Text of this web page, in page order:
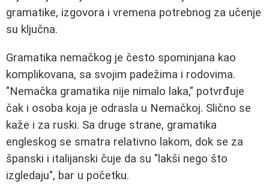
gramatike, izgovora i vremena potrebnog za učenje
su ključna.
Gramatika nemačkog je često spominjana kao
komplikovana, sa svojim padežima i rodovima.
"Nemačka gramatika nije nimalo laka," potvrđuje
čak i osoba koja je odrasla u Nemačkoj. Slično se
kaže i za ruski. Sa druge strane, gramatika
engleskog se smatra relativno lakom, dok se za
španski i italijanski čuje da su "lakši nego što
izgledaju", bar u početku.